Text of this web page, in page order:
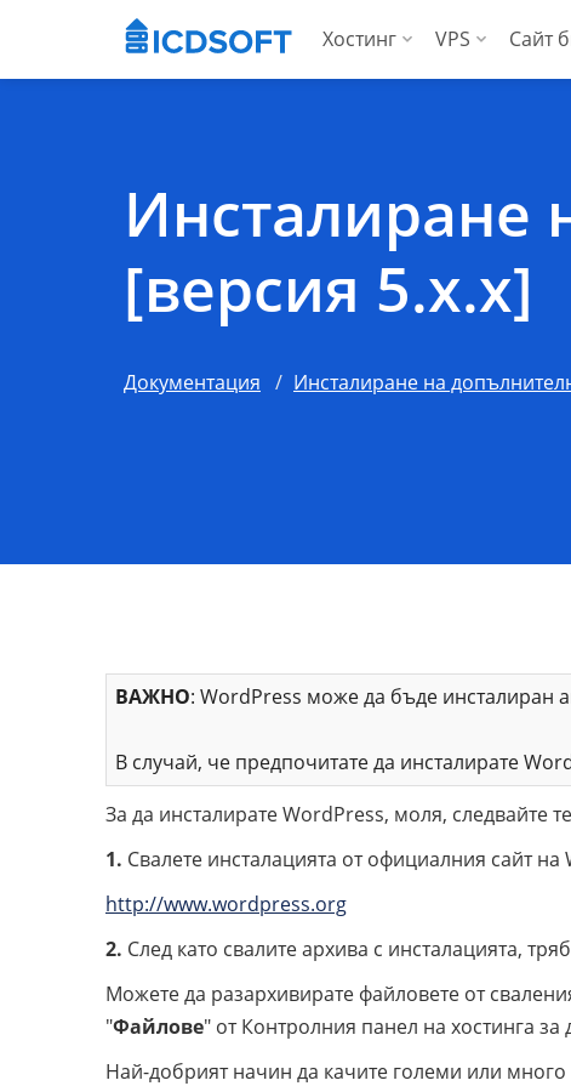
Хостинг
Хостинг за
Apps хостинг
VPS
За
Сайт
Инсталиране
[версия 5.x.x]
Документация Инсталиране на
ВАЖНО: WordPress може да бъде инсталиран
В случай, че предпочитате да инсталирате
За да инсталирате WordPress, моля, следвайте
1. Свалете инсталацията от официалния сайт на
http://www.wordpress.org
2. След като свалите архива с инсталацията,
Можете да разархивирате файловете от
"Файлове" от Контролния панел на хостинга за
Най-добрият начин да качите големи или много